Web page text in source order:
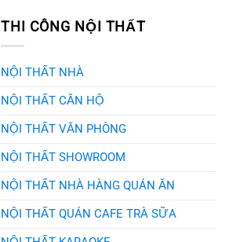
THI CÔNG NỘI THẤT
NỘI THẤT NHÀ
NỘI THẤT CĂN HỘ
NỘI THẤT VĂN PHÒNG
NỘI THẤT SHOWROOM
NỘI THẤT NHÀ HÀNG QUÁN ĂN
NỘI THẤT QUÁN CAFE TRÀ SỮA